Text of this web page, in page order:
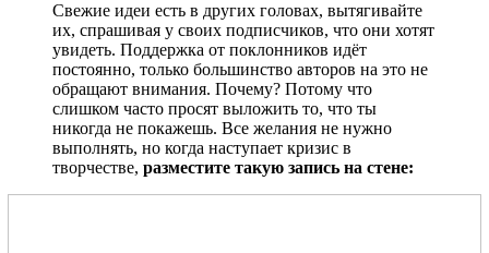
Свежие идеи есть в других головах, вытягивайте
их, спрашивая у своих подписчиков, что они хотят
увидеть. Поддержка от поклонников идёт
постоянно, только большинство авторов на это не
обращают внимания. Почему? Потому что
слишком часто просят выложить то, что ты
никогда не покажешь. Все желания не нужно
выполнять, но когда наступает кризис в
творчестве, разместите такую запись на стене: